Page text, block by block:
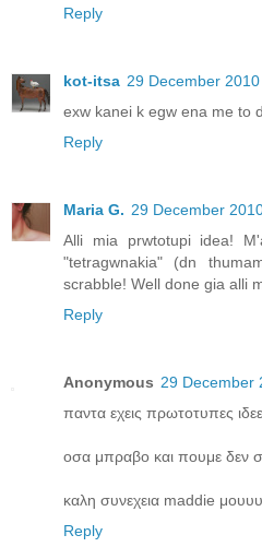
Reply
kot-itsa 29 December
exw kanei k egw ena me to
Reply
Maria G. 29 December
Alli mia prwtotupi idea!
"tetragwnakia" (dn
scrabble! Well done gia alli
Reply
Anonymous 29 December
παντα εχεις πρωτοτυπες
οσα μπραβο και πουμε δεν
καλη συνεχεια maddie
Reply